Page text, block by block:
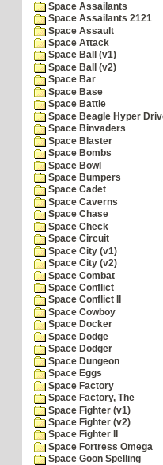
Space Assailants
Space Assailants 2121
Space Assault
Space Attack
Space Ball (v1)
Space Ball (v2)
Space Bar
Space Base
Space Battle
Space Beagle Hyper
Space Binvaders
Space Blaster
Space Bombs
Space Bowl
Space Bumpers
Space Cadet
Space Caverns
Space Chase
Space Check
Space Circuit
Space City (v1)
Space City (v2)
Space Combat
Space Conflict
Space Conflict II
Space Cowboy
Space Docker
Space Dodge
Space Dodger
Space Dungeon
Space Eggs
Space Factory
Space Factory, The
Space Fighter (v1)
Space Fighter (v2)
Space Fighter II
Space Fortress Omega
Space Goon Spelling